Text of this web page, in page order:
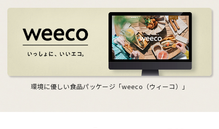
環境に優しい食品パッケージ「weeco（ウィーコ）」